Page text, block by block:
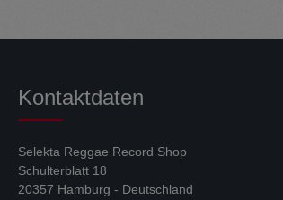
Kontaktdaten
Selekta Reggae Record Shop
Schulterblatt 18
20357 Hamburg - Deutschland